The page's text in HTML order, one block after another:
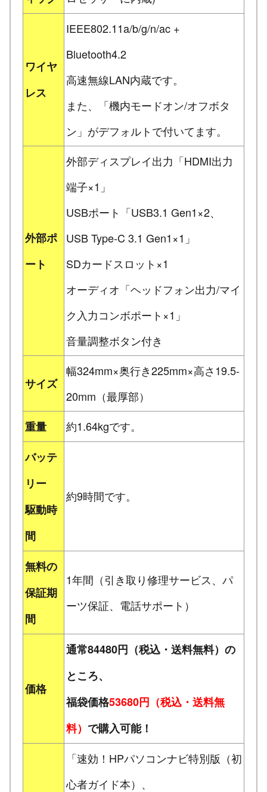
ワイヤ
レス
IEEE802.11a/b/g/n/ac +
Bluetooth4.2
高速無線LAN内蔵です。
また、「機内モードオン/オフボタ
ン」がデフォルトで付いてます。
外部ポ
ート
外部ディスプレイ出力「HDMI出力
端子×1」
USBポート「USB3.1 Gen1×2、
USB Type-C 3.1 Gen1×1」
SDカードスロット×1
オーディオ「ヘッドフォン出力/マイ
ク入力コンボポート×1」
音量調整ボタン付き
サイズ
幅324mm×奥行き225mm×高さ19.5-
20mm（最厚部）
重量
約1.64kgです。
バッテ
リー
駆動時
間
約9時間です。
無料の
保証期
間
1年間（引き取り修理サービス、パ
ーツ保証、電話サポート）
価格
通常84480円（税込・送料無料）の
ところ、
福袋価格53680円（税込・送料無
料） で購入可能！
「速効！HPパソコンナビ特別版（初
心者ガイド本）、